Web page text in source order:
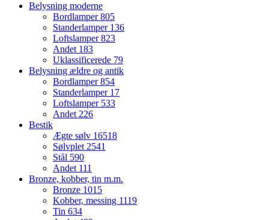
Belysning moderne
Bordlamper805
Standerlamper 136
Loftslamper823
Andet 183
Uklassificerede 79
Belysning ældre og antik
Bordlamper854
Standerlamper 17
Loftslamper 533
Andet226
Bestik
Ægte sølv 16518
Sølvplet2541
Stål 590
Andet 111
Bronze, kobber, tin m.m.
Bronze 1015
Kobber, messing 1119
Tin 634